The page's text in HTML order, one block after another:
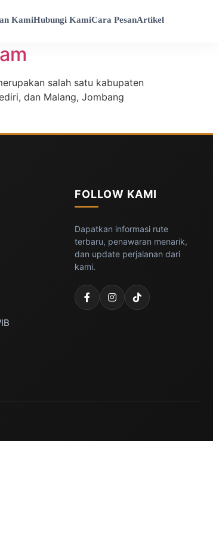
KamiHubungi KamiCara PesanArtikel
salah satu kabupaten
dan Malang, Jombang
FOLLOW KAMI
Dapatkan informasi rute
terbaru, penawaran menarik,
dan update perjalanan dari
kami.